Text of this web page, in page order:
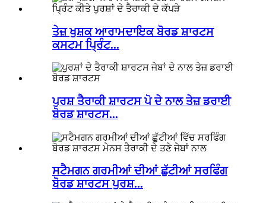
ਤੇਜ਼ ਖੁਸ਼ਕ ਆਰਾਮਦਾਇਕ ਬੋਰਡ ਸ਼ਾਰਟਸ
ਕਸਟਮ ਪ੍ਰਿੰਟ...
ਪੁਰਸ਼ ਤੈਰਾਕੀ ਸ਼ਾਰਟਸ ਪੋ ਦੇ ਨਾਲ ਤੇਜ਼ ਡਰਾਈ
ਬੋਰਡ ਸ਼ਾਰਟਸ...
ਸਟੈਮਗਨ ਗਰਮੀਆਂ ਦੀਆਂ ਛੁੱਟੀਆਂ ਸਰਫਿੰਗ
ਬੋਰਡ ਸ਼ਾਰਟਸ ਪੁਰਸ਼...